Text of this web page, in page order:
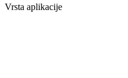
Vrsta aplikacije